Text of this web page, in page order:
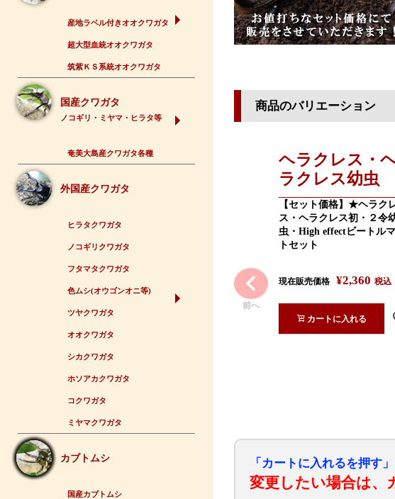
産地ラベル付きオオクワガタ
超大型血統オオクワガタ
筑紫ＫＳ系統オオクワガタ
国産クワガタ
ノコギリ・ミヤマ・ヒラタ等
奄美大島産クワガタ各種
外国産クワガタ
ヒラタクワガタ
ノコギリクワガタ
フタマタクワガタ
色ムシ(オウゴンオニ等)
ツヤクワガタ
オオクワガタ
シカクワガタ
ホソアカクワガタ
コクワガタ
ミヤマクワガタ
カブトムシ
国産カブトムシ
商品のバリエーション
前へ
ヘラクレス・
ラクレス幼虫
【セット価格】★ヘラク
ス・ヘラクレス初・２令
虫・High effectビートル
トセット
現在販売価格 ¥2,360 税込
カートに入れる
「カートに入れるを押す
変更したい場合は、